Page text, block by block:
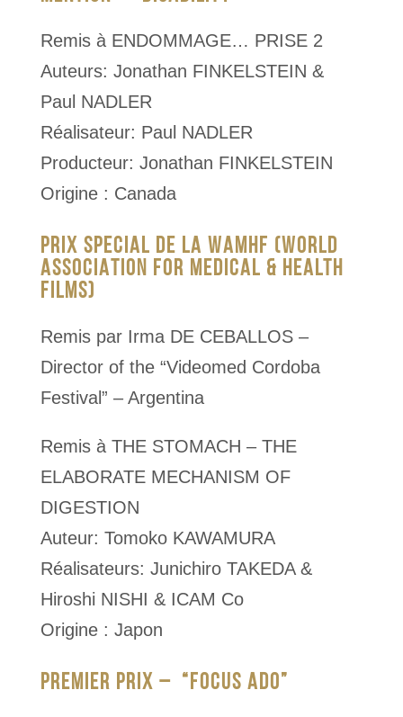
Remis à ENDOMMAGE… PRISE 2
Auteurs: Jonathan FINKELSTEIN &
Paul NADLER
Réalisateur: Paul NADLER
Producteur: Jonathan FINKELSTEIN
Origine : Canada
PRIX SPECIAL DE LA WAMHF (WORLD
ASSOCIATION FOR MEDICAL & HEALTH
FILMS)
Remis par Irma DE CEBALLOS –
Director of the “Videomed Cordoba
Festival” – Argentina
Remis à THE STOMACH – THE
ELABORATE MECHANISM OF
DIGESTION
Auteur: Tomoko KAWAMURA
Réalisateurs: Junichiro TAKEDA &
Hiroshi NISHI & ICAM Co
Origine : Japon
PREMIER PRIX – “FOCUS ADO”